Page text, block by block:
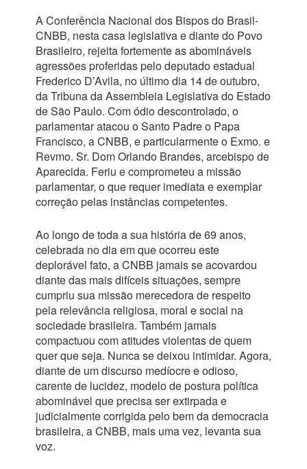
A Conferência Nacional dos Bispos do Brasil-
CNBB, nesta casa legislativa e diante do Povo
Brasileiro, rejeita fortemente as abomináveis
agressões proferidas pelo deputado estadual
Frederico D’Avila, no último dia 14 de outubro,
da Tribuna da Assembleia Legislativa do Estado
de São Paulo. Com ódio descontrolado, o
parlamentar atacou o Santo Padre o Papa
Francisco, a CNBB, e particularmente o Exmo. e
Revmo. Sr. Dom Orlando Brandes, arcebispo de
Aparecida. Feriu e comprometeu a missão
parlamentar, o que requer imediata e exemplar
correção pelas instâncias competentes.
Ao longo de toda a sua história de 69 anos,
celebrada no dia em que ocorreu este
deplorável fato, a CNBB jamais se acovardou
diante das mais difíceis situações, sempre
cumpriu sua missão merecedora de respeito
pela relevância religiosa, moral e social na
sociedade brasileira. Também jamais
compactuou com atitudes violentas de quem
quer que seja. Nunca se deixou intimidar. Agora,
diante de um discurso medíocre e odioso,
carente de lucidez, modelo de postura política
abominável que precisa ser extirpada e
judicialmente corrigida pelo bem da democracia
brasileira, a CNBB, mais uma vez, levanta sua
voz.